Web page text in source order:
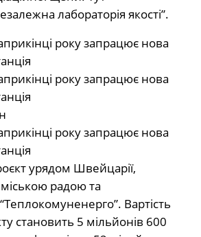
лабораторія якості”.
урядом Швейцарії,
радою та
Вартість
становить 5 мільйонів 600